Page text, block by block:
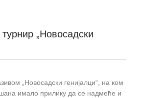
„Новосадски
„Новосадски генијалци“, на ком
имало прилику да се надмеће и